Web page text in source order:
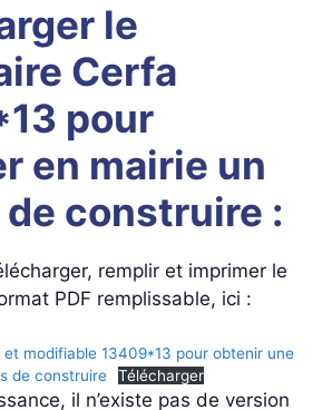
le
Cerfa
pour
en mairie un
construire :
remplir et imprimer le
PDF remplissable, ici :
modifiable 13409*13 pour obtenir une
de construire
Télécharger
il n’existe pas de version